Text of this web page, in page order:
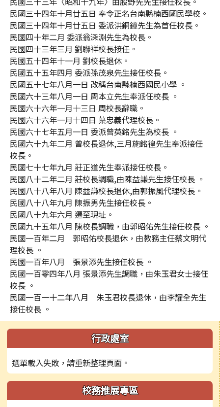
民國三十四年十月廿五日 奉令正名台南縣楠西國民學校。
民國三十四年十月廿五日 委派洪銅鐘先生為首任校長。
民國四十年二月 委派翁深淵先生為校長。
民國四十三年三月 劉聯祥校長接任。
民國五十四年十一月 劉校長退休。
民國五十五年四月 委派孫茂泉先生接任校長。
民國五十七年八月一日 改稱台南縣楠西國民小學 。
民國六十三年八月一日 周本立先生奉派任校長 。
民國六十六年一月十三日 周校長辭職。
民國六十六年一月十四日 葉忠義代理校長。
民國六十七年五月一日 委派曾英銘先生為校長 。
民國六十九年二月 曾校長退休,三月施銘徨先生奉派接任
校長。
民國七十七年九月 莊正道先生奉派接任校長。
民國八十二年二月 莊校長調職,由陳益謙先生接任校長 。
民國八十八年八月 陳益謙校長退休,由郭振風代理校長。
民國八十八年九月 陳振男先生接任校長。
民國八十九年六月 遷至現址。
民國九十五年八月 陳校長調職，由郭昭佑先生接任校長 。
民國一百年二月 郭昭佑校長退休，由教務主任蔡文明代
理校長 。
民國一百年八月 張景添先生接任校長 。
民國一百零四年八月 張景添先生調職，由朱玉君女士接任
校長 。
民國一百一十二年八月 朱玉君校長退休，由李耀全先生
接任校長 。
左邊區域內容 行政處室
選單載入失敗，請重新整理頁面。
校務推展專區